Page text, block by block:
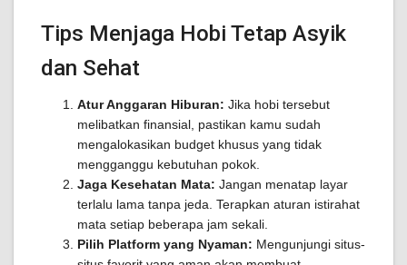
Tips Menjaga Hobi Tetap Asyik
dan Sehat
Atur Anggaran Hiburan: Jika hobi tersebut
melibatkan finansial, pastikan kamu sudah
mengalokasikan budget khusus yang tidak
mengganggu kebutuhan pokok.
Jaga Kesehatan Mata: Jangan menatap layar
terlalu lama tanpa jeda. Terapkan aturan istirahat
mata setiap beberapa jam sekali.
Pilih Platform yang Nyaman: Mengunjungi situs-